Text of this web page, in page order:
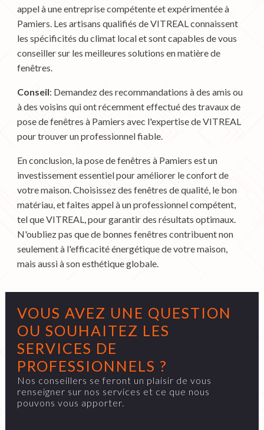
appel à une entreprise compétente et expérimentée à
Pamiers. Les artisans qualifiés de VITREAL connaissent
les spécificités du climat local et sont capables de vous
conseiller sur les meilleures solutions en matière de
fenêtres.
Conseil: Demandez des recommandations à des amis ou
à des voisins qui ont récemment effectué des travaux de
pose de fenêtres à Pamiers avec l'expertise de VITREAL
pour trouver un professionnel fiable.
En conclusion, la pose de fenêtres à Pamiers est un
investissement essentiel pour améliorer le confort de
votre maison. Choisissez des fenêtres de qualité, le bon
matériau, et faites appel à un professionnel compétent,
tel que VITREAL, pour garantir des résultats optimaux.
N'oubliez pas que de bonnes fenêtres contribuent non
seulement à l'efficacité énergétique de votre maison,
mais aussi à son esthétique globale.
VOUS AVEZ UNE QUESTION
OU SOUHAITEZ LES
SERVICES DE
PROFESSIONNELS ?
Nos conseillers se feront un plaisir de vous
renseigner sur nos services et ce que nous
pouvons vous apporter.